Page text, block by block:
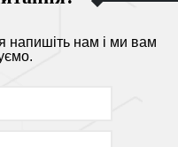
напишіть нам і ми вам